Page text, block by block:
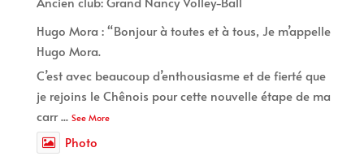
Hugo Mora : “Bonjour à toutes et à tous, Je m’appelle
Hugo Mora.
C’est avec beaucoup d’enthousiasme et de fierté que
je rejoins le Chênois pour cette nouvelle étape de ma
carr... See More
Photo